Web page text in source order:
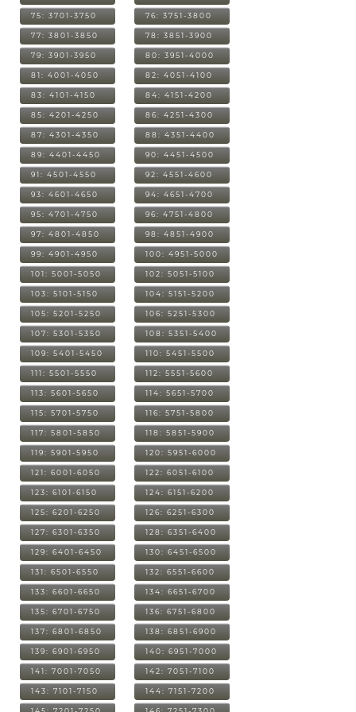
75: 3701-3750 76: 3751-3800
77: 3801-3850 78: 3851-3900
79: 3901-3950 80: 3951-4000
81: 4001-4050 82: 4051-4100
83: 4101-4150 84: 4151-4200
85: 4201-4250 86: 4251-4300
87: 4301-4350 88: 4351-4400
89: 4401-4450 90: 4451-4500
91: 4501-4550 92: 4551-4600
93: 4601-4650 94: 4651-4700
95: 4701-4750 96: 4751-4800
97: 4801-4850 98: 4851-4900
99: 4901-4950 100: 4951-5000
101: 5001-5050 102: 5051-5100
103: 5101-5150 104: 5151-5200
105: 5201-5250 106: 5251-5300
107: 5301-5350 108: 5351-5400
109: 5401-5450 110: 5451-5500
111: 5501-5550 112: 5551-5600
113: 5601-5650 114: 5651-5700
115: 5701-5750 116: 5751-5800
117: 5801-5850 118: 5851-5900
119: 5901-5950 120: 5951-6000
121: 6001-6050 122: 6051-6100
123: 6101-6150 124: 6151-6200
125: 6201-6250 126: 6251-6300
127: 6301-6350 128: 6351-6400
129: 6401-6450 130: 6451-6500
131: 6501-6550 132: 6551-6600
133: 6601-6650 134: 6651-6700
135: 6701-6750 136: 6751-6800
137: 6801-6850 138: 6851-6900
139: 6901-6950 140: 6951-7000
141: 7001-7050 142: 7051-7100
143: 7101-7150 144: 7151-7200